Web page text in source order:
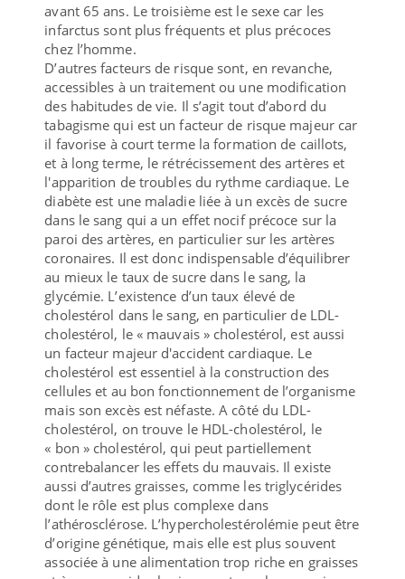
avant 65 ans. Le troisième est le sexe car les
infarctus sont plus fréquents et plus précoces
chez l’homme.
D’autres facteurs de risque sont, en revanche,
accessibles à un traitement ou une modification
des habitudes de vie. Il s’agit tout d’abord du
tabagisme qui est un facteur de risque majeur car
il favorise à court terme la formation de caillots,
et à long terme, le rétrécissement des artères et
l'apparition de troubles du rythme cardiaque. Le
diabète est une maladie liée à un excès de sucre
dans le sang qui a un effet nocif précoce sur la
paroi des artères, en particulier sur les artères
coronaires. Il est donc indispensable d’équilibrer
au mieux le taux de sucre dans le sang, la
glycémie. L’existence d’un taux élevé de
cholestérol dans le sang, en particulier de LDL-
cholestérol, le « mauvais » cholestérol, est aussi
un facteur majeur d'accident cardiaque. Le
cholestérol est essentiel à la construction des
cellules et au bon fonctionnement de l’organisme
mais son excès est néfaste. A côté du LDL-
cholestérol, on trouve le HDL-cholestérol, le
« bon » cholestérol, qui peut partiellement
contrebalancer les effets du mauvais. Il existe
aussi d’autres graisses, comme les triglycérides
dont le rôle est plus complexe dans
l’athérosclérose. L’hypercholestérolémie peut être
d’origine génétique, mais elle est plus souvent
associée à une alimentation trop riche en graisses